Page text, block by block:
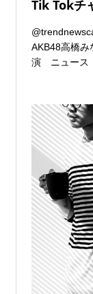
Tik Tokチ
AKB48高橋み
演 ニュー